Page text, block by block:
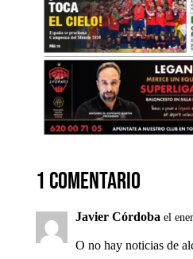
1 Comentario
Javier Córdoba el
O no hay noticias de